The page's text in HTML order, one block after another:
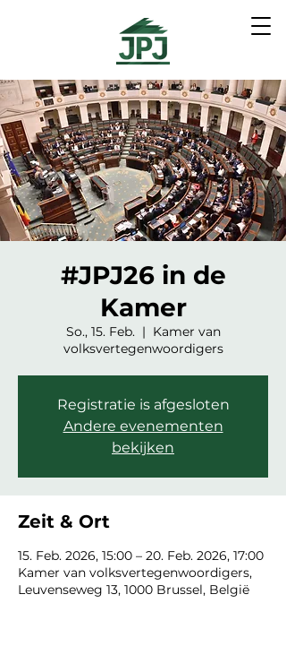
#JPJ26 in de
Kamer
So., 15. Feb.
  |
Kamer van
volksvertegenwoordigers
Registratie is afgesloten
Andere evenementen
bekijken
Zeit & Ort
15. Feb. 2026, 15:00 – 20. Feb. 2026, 17:00
Kamer van volksvertegenwoordigers,
Leuvenseweg 13, 1000 Brussel, België